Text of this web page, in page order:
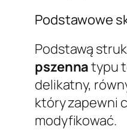
Podstawowe
Podstawą
pszennatypu
delikatny,
który zapewni
modyfikować.